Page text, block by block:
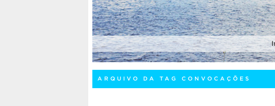
ARQUIVO DA TAG CONVOCAÇÕES